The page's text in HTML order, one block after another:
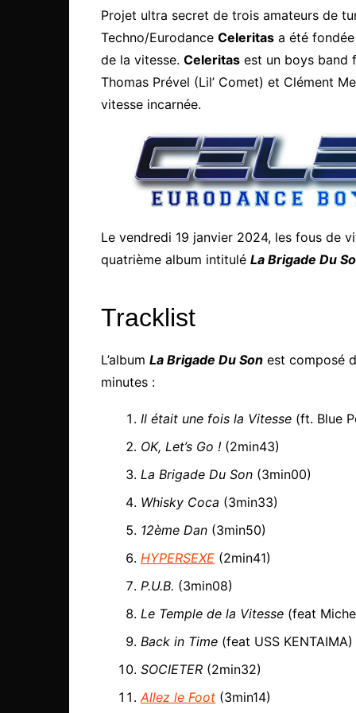
Projet ultra secret de trois amateurs de
Techno/Eurodance Celeritas a été
de la vitesse. Celeritas est un boys band
Thomas Prével (Lil’ Comet) et Clément
vitesse incarnée.
Le vendredi 19 janvier 2024, les fous de
quatrième album intitulé La Brigade Du
Tracklist
L’album La Brigade Du Son est composé
minutes :
Il était une fois la Vitesse (ft. Blue
OK, Let’s Go ! (2min43)
La Brigade Du Son (3min00)
Whisky Coca (3min33)
12ème Dan (3min50)
HYPERSEXE (2min41)
P.U.B. (3min08)
Le Temple de la Vitesse (feat
Back in Time (feat USS
SOCIETER (2min32)
Allez le Foot (3min14)